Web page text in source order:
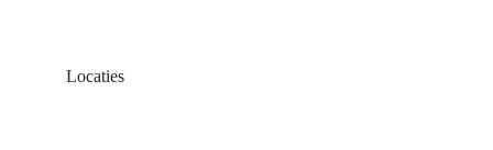
Locaties